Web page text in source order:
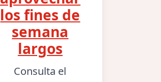
los fines de
semana
largos
Consulta el